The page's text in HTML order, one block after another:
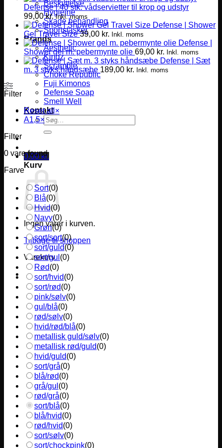
Beskyttelse
Hygiejne
Skade behandling
Sportstasker
Brands
Aesthetic
Kingz
Scramble
Choke Republic
Fuji Kimonos
Defense Soap
Smell Well
Kontakt
Søg
efter:
0,00 kr.
Kurv
Ingen varer i kurven.
Tilbage til shoppen
Varekurv
Defense | 40 stk. vådservietter til krop og udstyr
99,00kr. Inkl. moms
Defense | Shower
Gel Travel Size 39,00 kr. Inkl. moms
Defense |
Shower gel m. pebermynte olie 69,00 kr. Inkl. moms
Defense | Sæt
m. 3 styks håndsæbe 189,00 kr. Inkl. moms
Filter
Reset all ×
A1,5×
Filter
0 vare found
Farve
Sort(0)
Blå(0)
Hvid(0)
Navy(0)
Grøn(0)
sort/sort(0)
sort/guld(0)
sort/gul (0)
Rød(0)
sort/hvid(0)
sort/rød(0)
pink/sølv(0)
gul/blå(0)
rød/sølv(0)
hvid/rød/blå(0)
metallisk guld/sølv(0)
metallisk rød/guld(0)
hvid/guld(0)
sort/grå(0)
blå/rød(0)
grå/gul (0)
rød/grå(0)
sort/blå(0)
blå/hvid(0)
rød/hvid(0)
sort/sølv(0)
sort/chockpink(0)